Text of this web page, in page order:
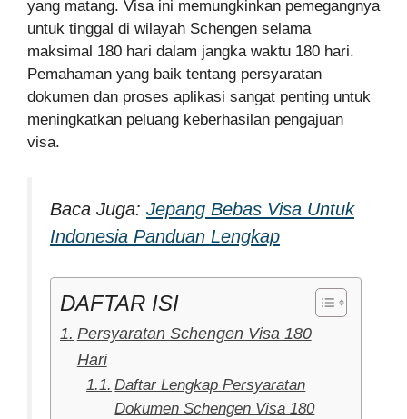
yang matang. Visa ini memungkinkan pemegangnya
untuk tinggal di wilayah Schengen selama
maksimal 180 hari dalam jangka waktu 180 hari.
Pemahaman yang baik tentang persyaratan
dokumen dan proses aplikasi sangat penting untuk
meningkatkan peluang keberhasilan pengajuan
visa.
Baca Juga: Jepang Bebas Visa Untuk
Indonesia Panduan Lengkap
DAFTAR ISI
Persyaratan Schengen Visa 180
Hari
Daftar Lengkap Persyaratan
Dokumen Schengen Visa 180